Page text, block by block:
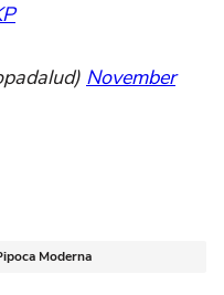
November
Moderna